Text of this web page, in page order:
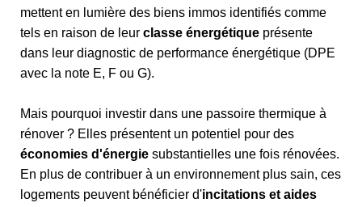
mettent en lumière des biens immos identifiés comme
tels en raison de leur classe énergétique présente
dans leur diagnostic de performance énergétique (DPE
avec la note E, F ou G).
Mais pourquoi investir dans une passoire thermique à
rénover ? Elles présentent un potentiel pour des
économies d'énergie substantielles une fois rénovées.
En plus de contribuer à un environnement plus sain, ces
logements peuvent bénéficier d'incitations et aides